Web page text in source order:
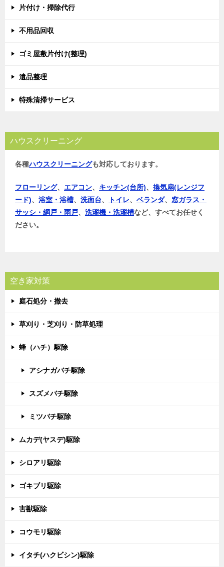
ー
シ
片付け・掃除代行
不用品回収
ゴミ屋敷片付け(整理)
遺品整理
特殊清掃サービス
ハウスクリーニング
各種ハウスクリーニングも対応しております。
フローリング、 エアコン、 キッチン(台所)、 換気扇(レンジフ
ード)、 浴室・浴槽、 洗面台、 トイレ、 ベランダ、 窓ガラス・
サッシ・網戸・雨戸、 洗濯機・洗濯槽など、すべてお任せく
ださい。
空き家対策
庭石処分・撤去
草刈り・芝刈り・防草処理
蜂（ハチ）駆除
アシナガバチ駆除
スズメバチ駆除
ミツバチ駆除
ムカデ(ヤスデ)駆除
シロアリ駆除
ゴキブリ駆除
害獣駆除
コウモリ駆除
イタチ(ハクビシン)駆除